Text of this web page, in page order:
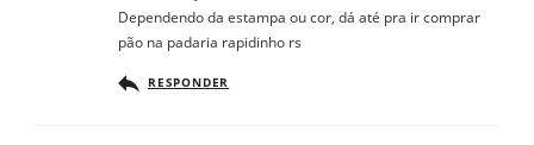
Dependendo da estampa ou cor, dá até pra ir comprar
pão na padaria rapidinho rs
RESPONDER